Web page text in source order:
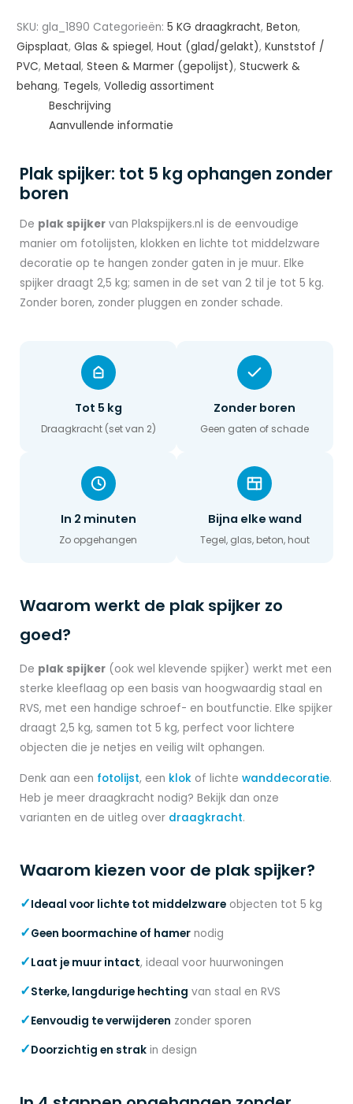
SKU: gla_1890 Categorieën:5 KG draagkracht,Beton,
Gipsplaat,Glas & spiegel,Hout (glad/gelakt),Kunststof /
PVC,Metaal,Steen & Marmer (gepolijst),Stucwerk &
behang, Tegels,Volledig assortiment
Beschrijving
Aanvullende informatie
Plak spijker: tot 5 kg ophangen zonder
boren
De plak spijker van Plakspijkers.nl is de eenvoudige
manier om fotolijsten, klokken en lichte tot middelzware
decoratie op te hangen zonder gaten in je muur. Elke
spijker draagt 2,5 kg; samen in de set van 2 til je tot 5 kg.
Zonder boren, zonder pluggen en zonder schade.
Tot 5 kg
Draagkracht (set van 2)
Zonder boren
Geen gaten of schade
In 2 minuten
Zo opgehangen
Bijna elke wand
Tegel, glas, beton, hout
Waarom werkt de plak spijker zo
goed?
De plak spijker (ook wel klevende spijker) werkt met een
sterke kleeflaag op een basis van hoogwaardig staal en
RVS, met een handige schroef- en boutfunctie. Elke spijker
draagt 2,5 kg, samen tot 5 kg, perfect voor lichtere
objecten die je netjes en veilig wilt ophangen.
Denk aan een fotolijst, een klok of lichtewanddecoratie.
Heb je meer draagkracht nodig? Bekijk dan onze
varianten en de uitleg over draagkracht.
Waarom kiezen voor de plak spijker?
✓Ideaal voor lichte tot middelzware objecten tot 5 kg
✓Geen boormachine of hamer nodig
✓Laat je muur intact, ideaal voor huurwoningen
✓Sterke, langdurige hechting van staal en RVS
✓Eenvoudig te verwijderen zonder sporen
✓Doorzichtig en strak in design